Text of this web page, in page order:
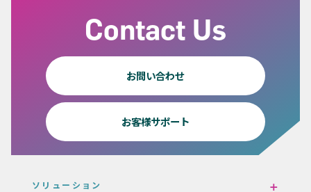
Contact Us
お問い合わせ
お客様サポート
ソリューション